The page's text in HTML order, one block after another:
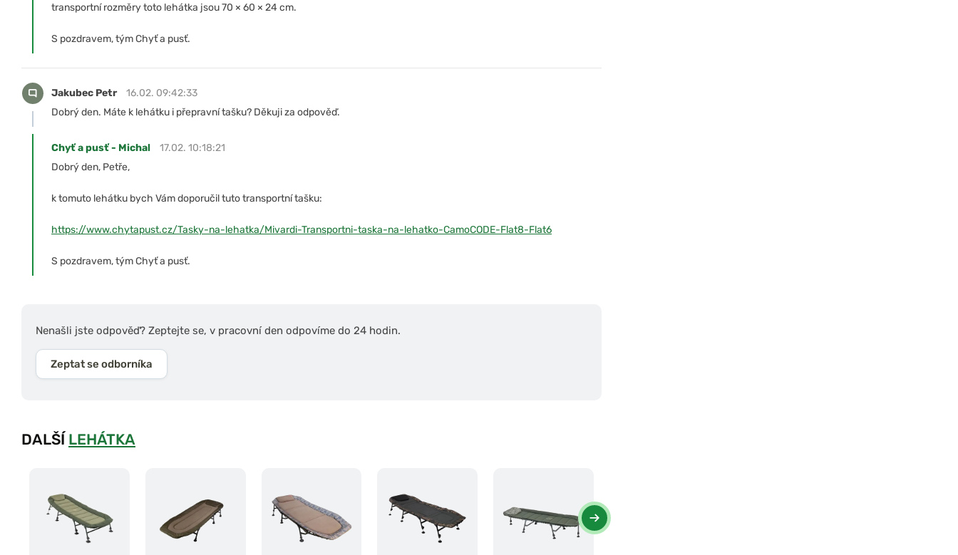
transportní rozměry toto lehátka jsou 70 × 60 × 24 cm.
S pozdravem, tým Chyť a pusť.
Jakubec Petr
16.02. 09:42:33
Dobrý den. Máte k lehátku i přepravní tašku? Děkuji za odpověď.
Chyť a pusť - Michal
17.02. 10:18:21
Dobrý den, Petře,
k tomuto lehátku bych Vám doporučil tuto transportní tašku:
https://www.chytapust.cz/Tasky-na-lehatka/Mivardi-Transportni-taska-na-lehatko-CamoCODE-Flat8-Flat6
S pozdravem, tým Chyť a pusť.
Nenašli jste odpověď? Zeptejte se, v pracovní den odpovíme do 24 hodin.
Zeptat se odborníka
DALŠÍ LEHÁTKA